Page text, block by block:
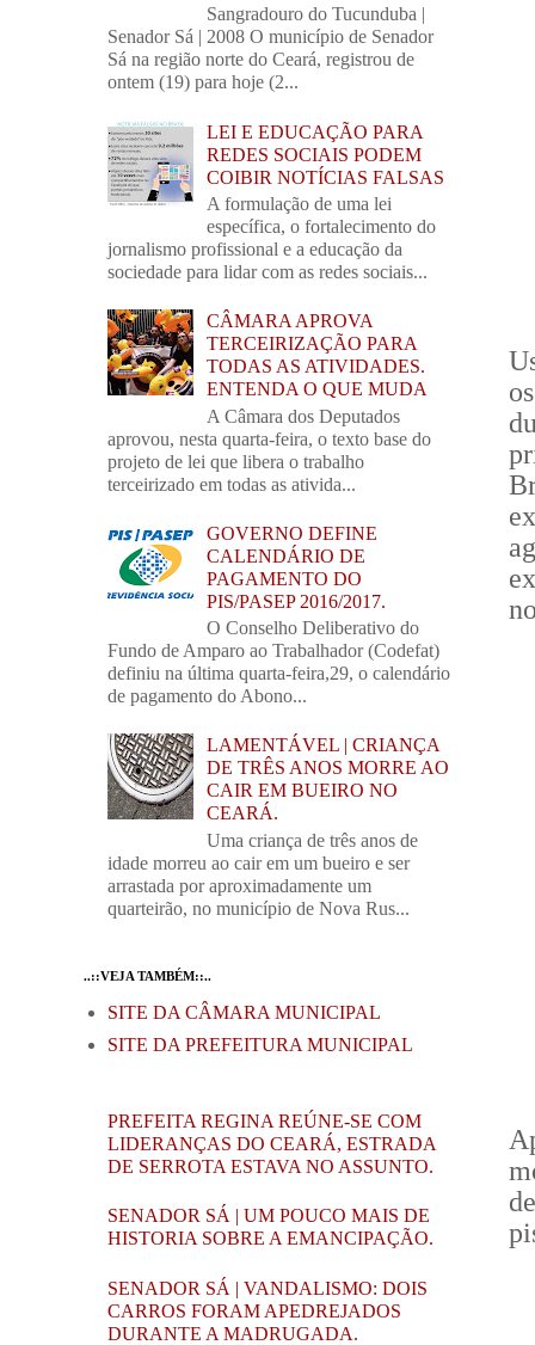
Sangradouro do Tucunduba |
Senador Sá | 2008 O município de Senador
Sá na região norte do Ceará, registrou de
ontem (19) para hoje (2...
LEI E EDUCAÇÃO PARA
REDES SOCIAIS PODEM
COIBIR NOTÍCIAS FALSAS
A formulação de uma lei
específica, o fortalecimento do
jornalismo profissional e a educação da
sociedade para lidar com as redes sociais...
CÂMARA APROVA
TERCEIRIZAÇÃO PARA
TODAS AS ATIVIDADES.
ENTENDA O QUE MUDA
A Câmara dos Deputados
aprovou, nesta quarta-feira, o texto base do
projeto de lei que libera o trabalho
terceirizado em todas as ativida...
GOVERNO DEFINE
CALENDÁRIO DE
PAGAMENTO DO
PIS/PASEP 2016/2017.
O Conselho Deliberativo do
Fundo de Amparo ao Trabalhador (Codefat)
definiu na última quarta-feira,29, o calendário
de pagamento do Abono...
LAMENTÁVEL | CRIANÇA
DE TRÊS ANOS MORRE AO
CAIR EM BUEIRO NO
CEARÁ.
Uma criança de três anos de
idade morreu ao cair em um bueiro e ser
arrastada por aproximadamente um
quarteirão, no município de Nova Rus...
..::VEJA TAMBÉM::..
SITE DA CÂMARA MUNICIPAL
SITE DA PREFEITURA MUNICIPAL
PREFEITA REGINA REÚNE-SE COM
LIDERANÇAS DO CEARÁ, ESTRADA
DE SERROTA ESTAVA NO ASSUNTO.
SENADOR SÁ | UM POUCO MAIS DE
HISTORIA SOBRE A EMANCIPAÇÃO.
SENADOR SÁ | VANDALISMO: DOIS
CARROS FORAM APEDREJADOS
DURANTE A MADRUGADA.